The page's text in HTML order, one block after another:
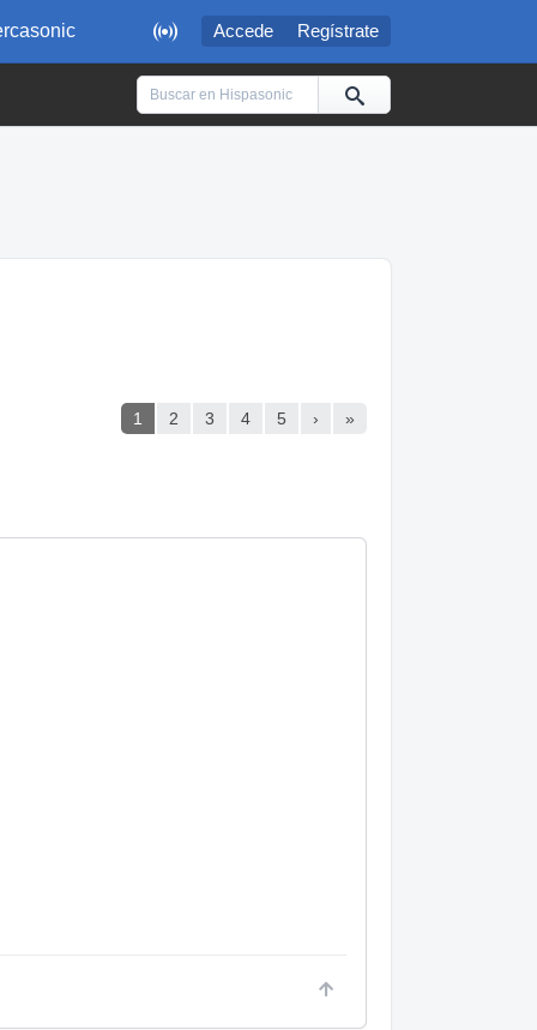
 Accede Regístrate
1 2 3 4 5 › »